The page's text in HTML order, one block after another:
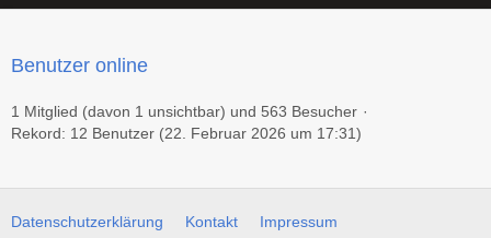
Benutzer online
1 Mitglied (davon 1 unsichtbar) und 563 Besucher
Rekord: 12 Benutzer (22. Februar 2026 um 17:31)
Datenschutzerklärung Kontakt Impressum